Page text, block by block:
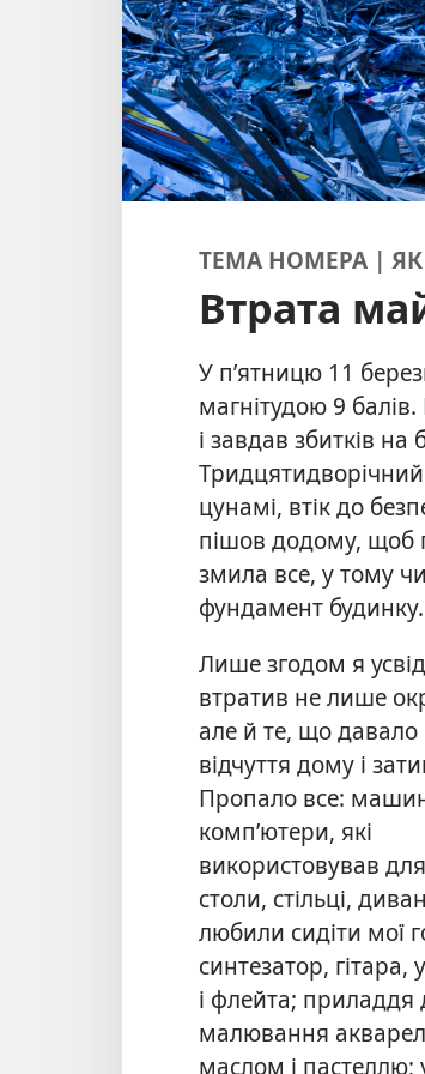
ТЕМА НОМЕРА | ЯК
Втрата
У п’ятницю 11
магнітудою 9
і завдав збитків
цунамі, втік до
пішов додому, щоб
змила все, у тому
фундамент будинку.
Лише згодом я
втратив не лише
але й те, що давало
відчуття дому і
Пропало все:
комп’ютери, які
використовував
столи, стільці,
любили сидіти мої
синтезатор, гітара,
і флейта; приладдя
малювання
маслом і пастеллю;